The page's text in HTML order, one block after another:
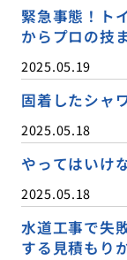
緊急事態！ト
からプロの技
2025.05.19
固着したシャ
2025.05.18
やってはいけ
2025.05.18
水道工事で失
する見積もり